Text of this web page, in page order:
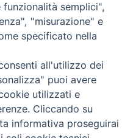
Ritiro d’Avvento per i
Cappellani militari della
Militare per l'Italia
Salita del Grillo, 37 - 00184 Roma
semplici",
"misurazione" e
specificato nella
all'utilizzo dei
puoi avere
utilizzati e
Cliccando su
informativa proseguirai